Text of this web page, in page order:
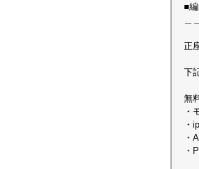
■
正
下
無
・
・
・
・